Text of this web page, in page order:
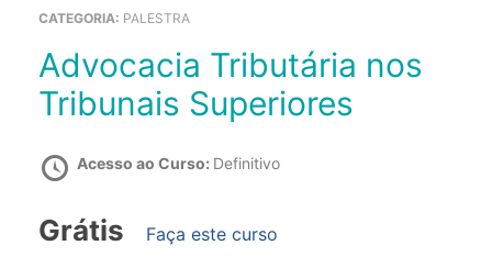
CATEGORIA: PALESTRA
Advocacia Tributária nos
Tribunais Superiores
Acesso ao Curso: Definitivo
Grátis Faça este curso